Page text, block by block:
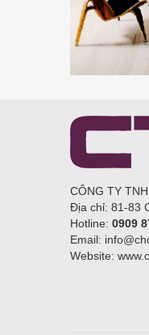
CÔNG TY
Địa chỉ: 81-83
Hotline: 0909
Email:
Website: